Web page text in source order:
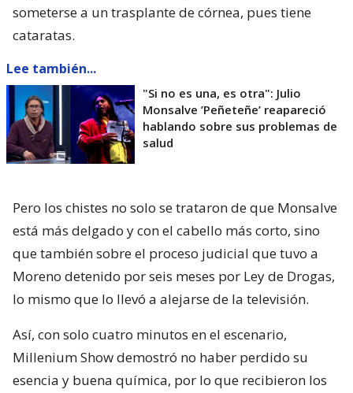
someterse a un trasplante de córnea, pues tiene
cataratas.
Lee también...
"Si no es una, es otra": Julio
Monsalve ’Peñeteñe’ reapareció
hablando sobre sus problemas de
salud
Pero los chistes no solo se trataron de que Monsalve
está más delgado y con el cabello más corto, sino
que también sobre el proceso judicial que tuvo a
Moreno detenido por seis meses por Ley de Drogas,
lo mismo que lo llevó a alejarse de la televisión.
Así, con solo cuatro minutos en el escenario,
Millenium Show demostró no haber perdido su
esencia y buena química, por lo que recibieron los